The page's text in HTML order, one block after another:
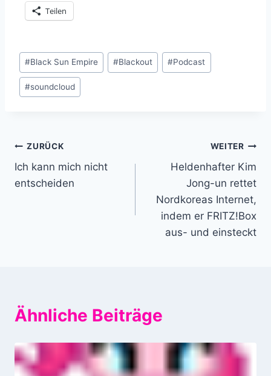
Teilen
Schlagworte:
#Black Sun Empire #Blackout #Podcast
#soundcloud
Beitragsnavigation
ZURÜCK
Ich kann mich nicht
entscheiden
WEITER
Heldenhafter Kim
Jong-un rettet
Nordkoreas Internet,
indem er FRITZ!Box
aus- und einsteckt
Ähnliche Beiträge